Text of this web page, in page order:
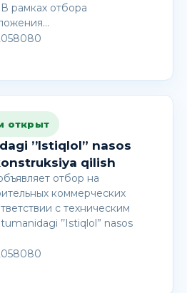
рамках отбора
открыт
’’Istiqlol” nasos
qilish
отбор на
коммерческих
с техническим
’’Istiqlol” nasos